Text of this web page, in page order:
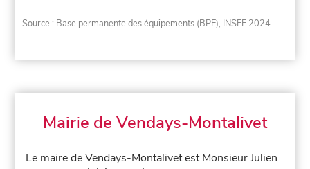
Source : Base permanente des équipements (BPE), INSEE 2024.
Mairie de Vendays-Montalivet
Le maire de Vendays-Montalivet est Monsieur Julien